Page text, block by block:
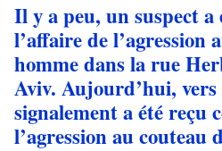
Il y a peu, un suspect a
l’affaire de l’agression
homme dans la rue
Aviv. Aujourd’hui, vers
signalement a été reçu
l’agression au couteau